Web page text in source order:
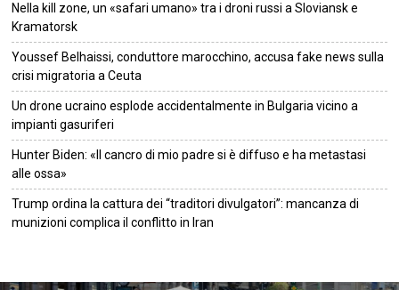
Nella kill zone, un «safari umano» tra i droni russi a Sloviansk e
Kramatorsk
Youssef Belhaissi, conduttore marocchino, accusa fake news sulla
crisi migratoria a Ceuta
Un drone ucraino esplode accidentalmente in Bulgaria vicino a
impianti gasuriferi
Hunter Biden: «Il cancro di mio padre si è diffuso e ha metastasi
alle ossa»
Trump ordina la cattura dei “traditori divulgatori”: mancanza di
munizioni complica il conflitto in Iran